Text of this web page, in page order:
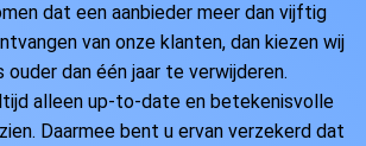
dat een aanbieder meer dan vijftig
van onze klanten, dan kiezen wij
dan één jaar te verwijderen.
alleen up-to-date en betekenisvolle
Daarmee bent u ervan verzekerd dat